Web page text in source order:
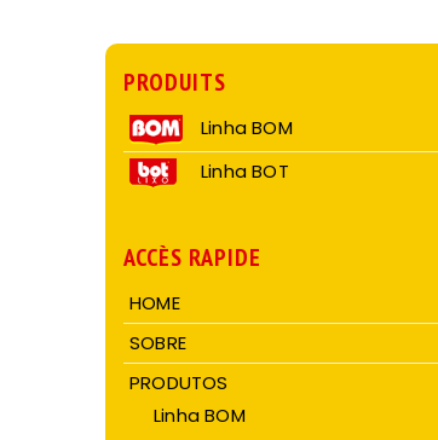
PRODUITS
Linha BOM
Linha BOT
ACCÈS RAPIDE
HOME
SOBRE
PRODUTOS
Linha BOM